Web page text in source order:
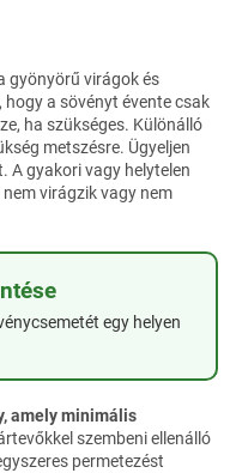
gyönyörű virágok és
a sövényt évente csak
ha szükséges. Különálló
metszésre. Ügyeljen
A gyakori vagy helytelen
virágzik vagy nem
egy helyen
amely minimális
szembeni ellenálló
permetezést